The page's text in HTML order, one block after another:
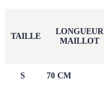
TAILLE
LONGUEUR
MAILLOT
S 70 CM